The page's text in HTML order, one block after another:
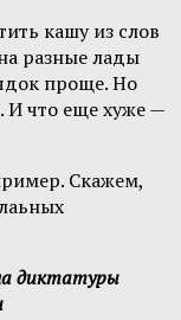
кашу из слов
разные лады
проще. Но
И что еще хуже —
Скажем,
диктатуры